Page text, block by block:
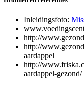
Inleidingsfoto:
http://
http://
aardappel
http://
aardappel-gezond/